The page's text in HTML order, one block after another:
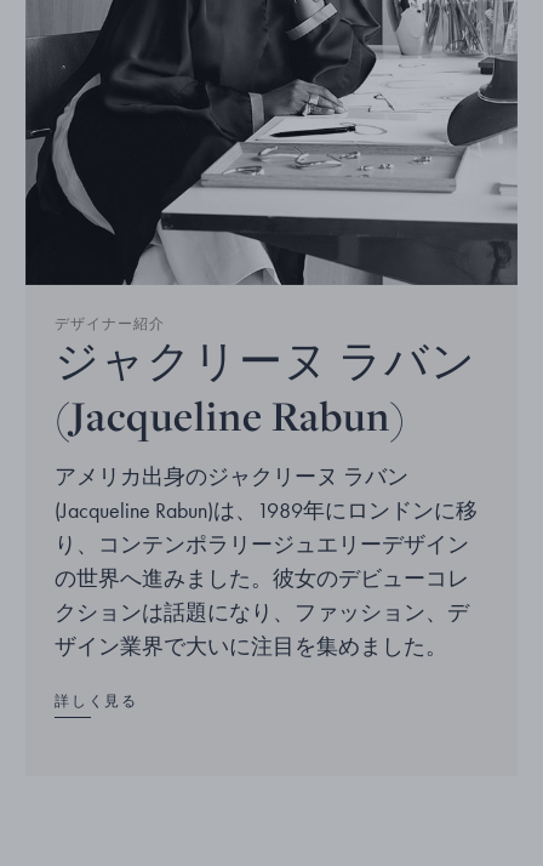
デザイナー紹介
ジャクリーヌ ラバン
(Jacqueline Rabun)
アメリカ出身のジャクリーヌ ラバン
(Jacqueline Rabun)は、1989年にロンドンに移
り、コンテンポラリージュエリーデザイン
の世界へ進みました。彼女のデビューコレ
クションは話題になり、ファッション、デ
ザイン業界で大いに注目を集めました。
詳しく見る